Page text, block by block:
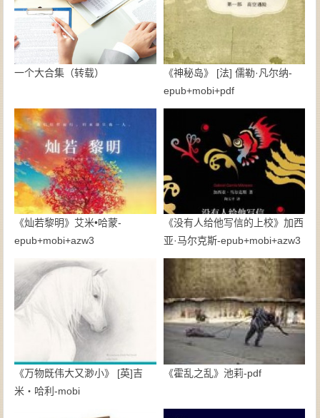
一个大合集（转载）
《神秘岛》 [法] 儒勒·凡尔纳-
epub+mobi+pdf
《灿若黎明》艾米•哈蒙-
epub+mobi+azw3
《没有人给他写信的上校》加西
亚·马尔克斯-epub+mobi+azw3
《万物既伟大又渺小》 [英]吉
米・哈利-mobi
《霍乱之乱》池莉-pdf